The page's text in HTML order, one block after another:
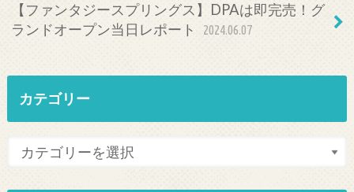
【ファンタジースプリングス】DPAは即完売！グ
ランドオープン当日レポート
2024.06.07
カテゴリー